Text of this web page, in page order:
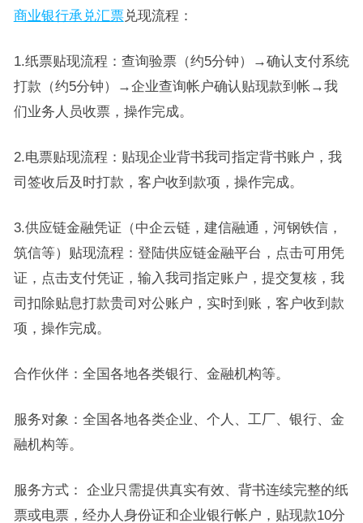
商业银行承兑汇票兑现流程：
1.纸票贴现流程：查询验票（约5分钟）→确认支付系统
打款（约5分钟）→企业查询帐户确认贴现款到帐→我
们业务人员收票，操作完成。
2.电票贴现流程：贴现企业背书我司指定背书账户，我
司签收后及时打款，客户收到款项，操作完成。
3.供应链金融凭证（中企云链，建信融通，河钢铁信，
筑信等）贴现流程：登陆供应链金融平台，点击可用凭
证，点击支付凭证，输入我司指定账户，提交复核，我
司扣除贴息打款贵司对公账户，实时到账，客户收到款
项，操作完成。
合作伙伴：全国各地各类银行、金融机构等。
服务对象：全国各地各类企业、个人、工厂、银行、金
融机构等。
服务方式： 企业只需提供真实有效、背书连续完整的纸
票或电票，经办人身份证和企业银行帐户，贴现款10分